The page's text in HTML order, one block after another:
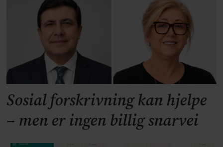
Sosial forskrivning kan hjelpe
– men er ingen billig snarvei